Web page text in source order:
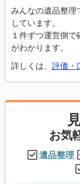
みんなの遺品整理
しています。
１件ずつ運営側
がわかります。
詳しくは、 評価・
お気
遺品整理